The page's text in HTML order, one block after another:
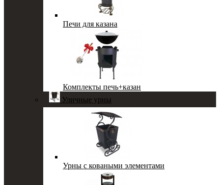
Печи для казана
Комплекты печь+казан
Уличные урны
Урны с коваными элементами